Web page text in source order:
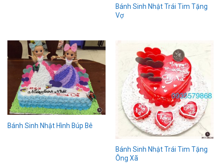
Bánh Sinh Nhật Trái Tim Tặng
Vợ
Bánh Sinh Nhật Hình Búp Bê
Bánh Sinh Nhật Trái Tim Tặng
Ông Xã